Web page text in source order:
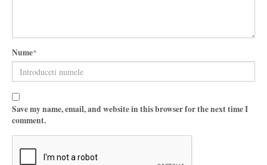
Nume*
Save my name, email, and website in this browser for the next time I
comment.